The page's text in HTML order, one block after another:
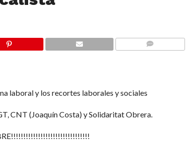
laboral y los recortes laborales y sociales
CNT (Joaquín Costa) y Solidaritat Obrera.